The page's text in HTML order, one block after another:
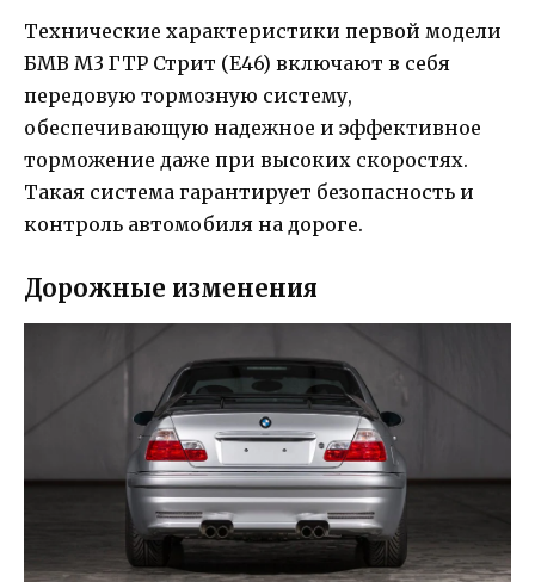
Технические характеристики первой модели
БМВ М3 ГТР Стрит (Е46) включают в себя
передовую тормозную систему,
обеспечивающую надежное и эффективное
торможение даже при высоких скоростях.
Такая система гарантирует безопасность и
контроль автомобиля на дороге.
Дорожные изменения